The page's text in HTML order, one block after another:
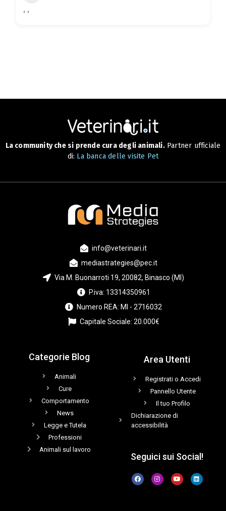
, ,
La community che si prende cura degli animali.Partner ufficiale
di: La banca delle visite Pet
info@veterinari.it
mediastrategies@pec.it
Via M. Buonarroti 19, 20082, Binasco (MI)
P.iva: 13314350961
Numero REA: MI - 2716032
Capitale Sociale: 20.000€
Categorie Blog
Animali
Cure
Comportamento
News
Legge e Tutela
Professioni
Animali sul lavoro
Area Utenti
Registrati o Accedi
Pannello Utente
Il tuo Profilo
Dichiarazione di
accessibilità
Seguici sui Social!